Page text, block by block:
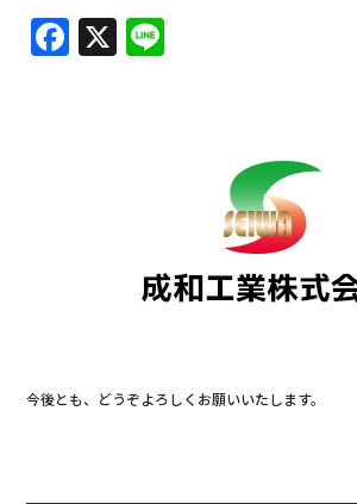
F
a
X
今後とも、どうぞよろしくお願いいたします。